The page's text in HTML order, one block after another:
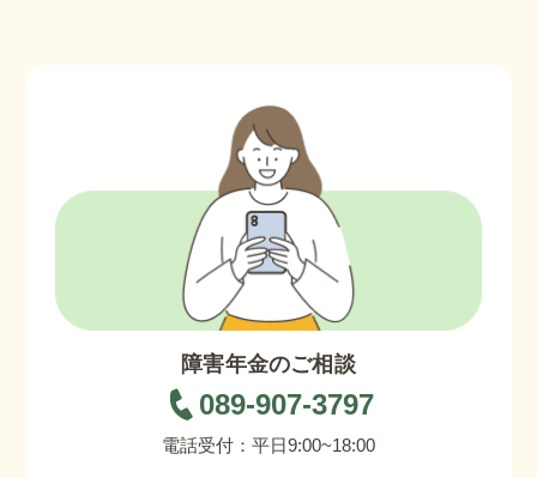
障害年金のご相談
089-907-3797
電話受付：平日9:00~18:00